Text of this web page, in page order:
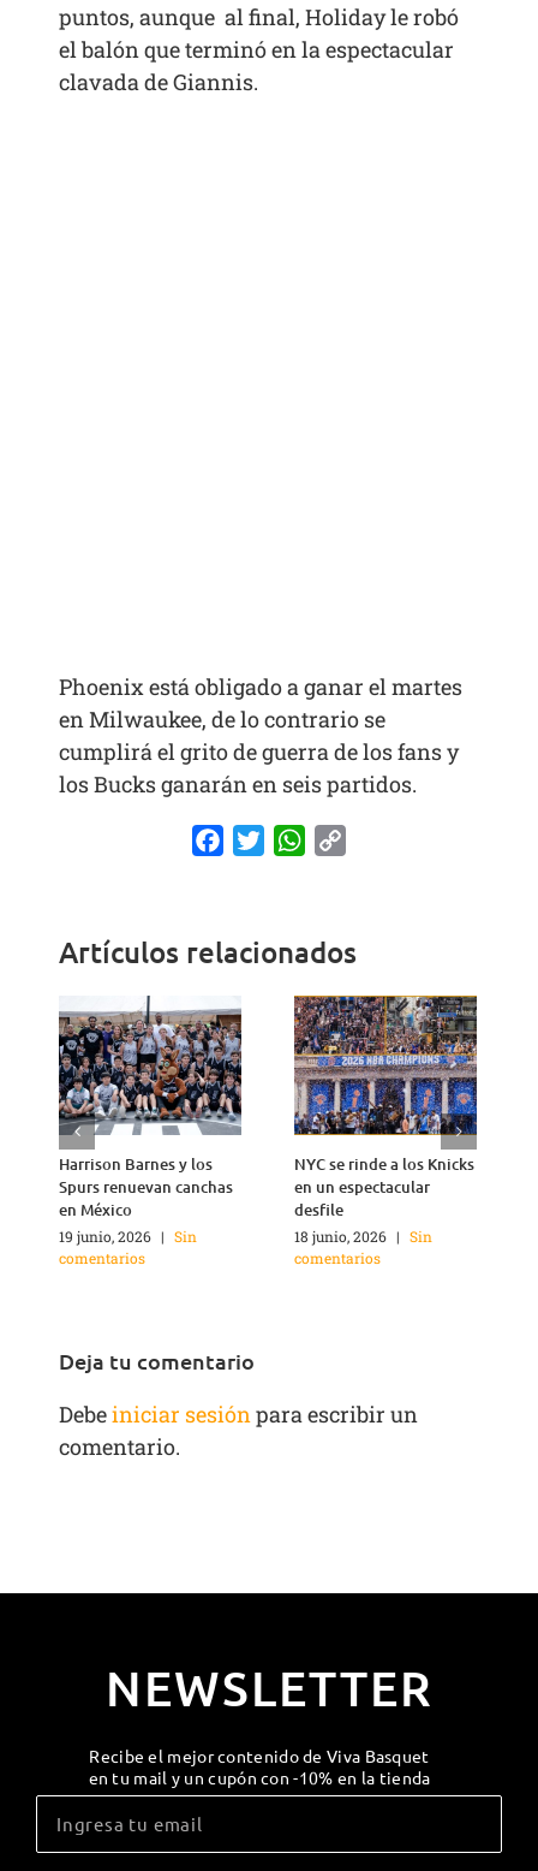
puntos, aunque al final, Holiday le robó
el balón que terminó en la espectacular
clavada de Giannis.
Phoenix está obligado a ganar el martes
en Milwaukee, de lo contrario se
cumplirá el grito de guerra de los fans y
los Bucks ganarán en seis partidos.
FacebookTwitterWhatsApp
Artículos relacionados
Harrison Barnes y los
Spurs renuevan canchas
en México
19 junio, 2026 | Sin
comentarios
NYC se rinde a los Knicks
en un espectacular
desfile
18 junio, 2026 | Sin
comentarios
Deja tu comentario
Debeiniciar sesiónpara escribir un
comentario.
NEWSLETTER
Recibe el mejor contenido de Viva Basquet
en tu mail y un cupón con -10% en la tienda